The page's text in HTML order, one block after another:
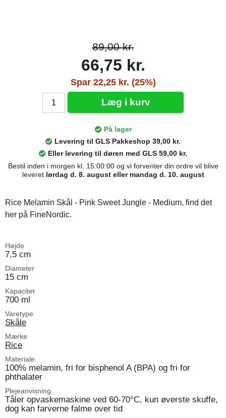
89,00 kr.
66,75 kr.
Spar 22,25 kr. (25%)
Læg i kurv
På lager
Levering til GLS Pakkeshop 39,00 kr.
Eller levering til døren med GLS 59,00 kr.
Bestil inden i morgen kl. 15:00:00 og vi forventer din ordre vil blive
leveret lørdag d. 8. august eller mandag d. 10. august
Rice Melamin Skål - Pink Sweet Jungle - Medium, find det
her på FineNordic.
Højde
7,5 cm
Diameter
15 cm
Kapacitet
700 ml
Varetype
Skåle
Mærke
Rice
Materiale
100% melamin, fri for bisphenol A (BPA) og fri for
phthalater
Plejeanvisning
Tåler opvaskemaskine ved 60-70°C, kun øverste skuffe,
dog kan farverne falme over tid